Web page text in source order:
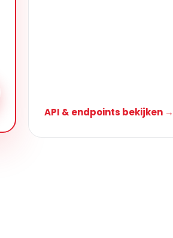
API & endpoints bekijken →